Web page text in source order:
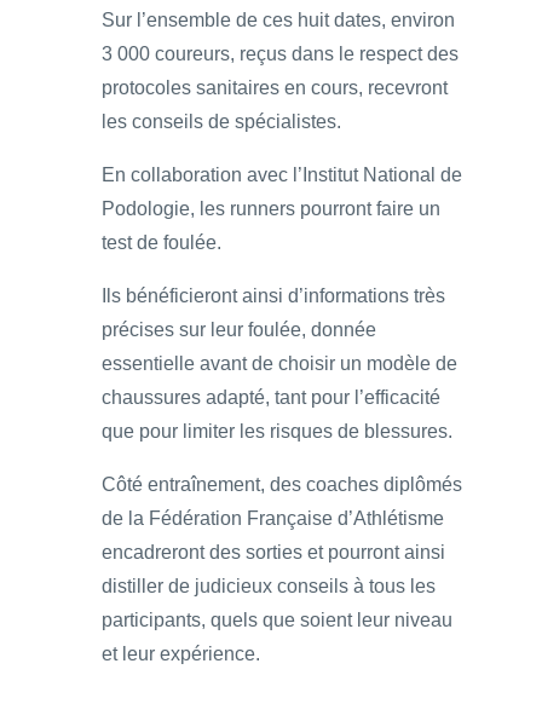
Sur l’ensemble de ces huit dates, environ
3 000 coureurs, reçus dans le respect des
protocoles sanitaires en cours, recevront
les conseils de spécialistes.
En collaboration avec l’Institut National de
Podologie, les runners pourront faire un
test de foulée.
Ils bénéficieront ainsi d’informations très
précises sur leur foulée, donnée
essentielle avant de choisir un modèle de
chaussures adapté, tant pour l’efficacité
que pour limiter les risques de blessures.
Côté entraînement, des coaches diplômés
de la Fédération Française d’Athlétisme
encadreront des sorties et pourront ainsi
distiller de judicieux conseils à tous les
participants, quels que soient leur niveau
et leur expérience.